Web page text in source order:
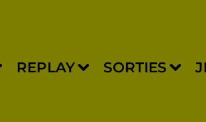
REPLAY SORTIES